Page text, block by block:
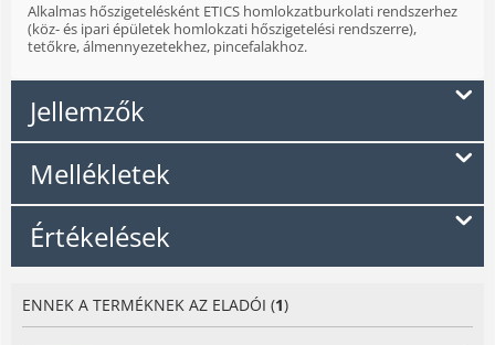
Alkalmas hőszigetelésként ETICS homlokzatburkolati rendszerhez
(köz- és ipari épületek homlokzati hőszigetelési rendszerre),
tetőkre, álmennyezetekhez, pincefalakhoz.
Jellemzők
Mellékletek
Értékelések
ENNEK A TERMÉKNEK AZ ELADÓI (1)